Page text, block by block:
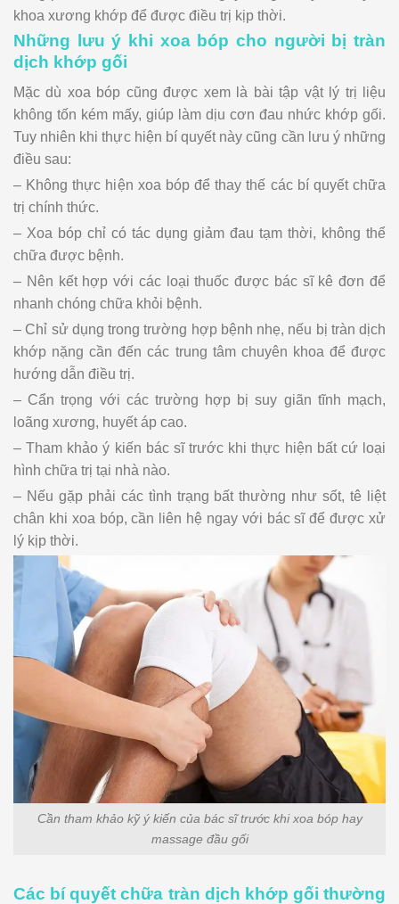
khoa xương khớp để được điều trị kịp thời.
Những lưu ý khi xoa bóp cho người bị tràn
dịch khớp gối
Mặc dù xoa bóp cũng được xem là bài tập vật lý trị liệu
không tốn kém mấy, giúp làm dịu cơn đau nhức khớp gối.
Tuy nhiên khi thực hiện bí quyết này cũng cần lưu ý những
điều sau:
– Không thực hiện xoa bóp để thay thế các bí quyết chữa
trị chính thức.
– Xoa bóp chỉ có tác dụng giảm đau tạm thời, không thể
chữa được bệnh.
– Nên kết hợp với các loại thuốc được bác sĩ kê đơn để
nhanh chóng chữa khỏi bệnh.
– Chỉ sử dụng trong trường hợp bệnh nhẹ, nếu bị tràn dịch
khớp nặng cần đến các trung tâm chuyên khoa để được
hướng dẫn điều trị.
– Cẩn trọng với các trường hợp bị suy giãn tĩnh mạch,
loãng xương, huyết áp cao.
– Tham khảo ý kiến bác sĩ trước khi thực hiện bất cứ loại
hình chữa trị tại nhà nào.
– Nếu gặp phải các tình trạng bất thường như sốt, tê liệt
chân khi xoa bóp, cần liên hệ ngay với bác sĩ để được xử
lý kịp thời.
Cần tham khảo kỹ ý kiến của bác sĩ trước khi xoa bóp hay
massage đầu gối
Các bí quyết chữa tràn dịch khớp gối thường